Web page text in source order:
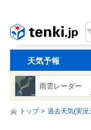
天気予報
雨雲レーダー
トップ 過去天気(実況